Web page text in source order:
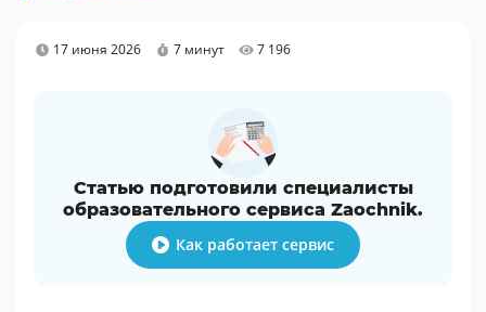
17 июня 2026 7 минут 7 196
Статью подготовили специалисты
образовательного сервиса Zaochnik.
Как работает сервис